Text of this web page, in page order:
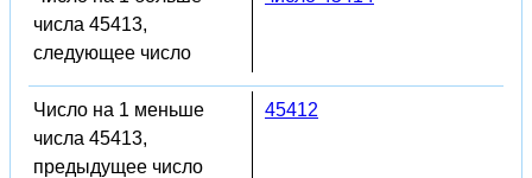
числа 45413,
следующее число
Число на 1 меньше
числа 45413,
предыдущее число
45412